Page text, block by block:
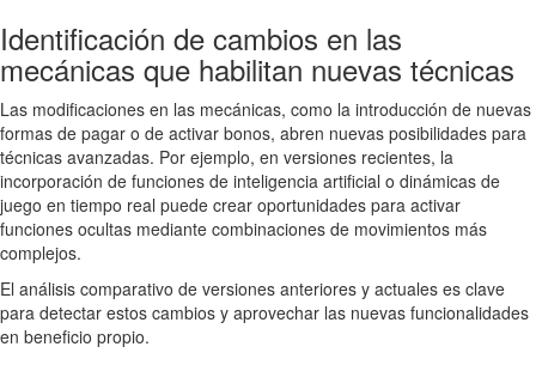
Identificación de cambios en las
mecánicas que habilitan nuevas técnicas
Las modificaciones en las mecánicas, como la introducción de nuevas
formas de pagar o de activar bonos, abren nuevas posibilidades para
técnicas avanzadas. Por ejemplo, en versiones recientes, la
incorporación de funciones de inteligencia artificial o dinámicas de
juego en tiempo real puede crear oportunidades para activar
funciones ocultas mediante combinaciones de movimientos más
complejos.
El análisis comparativo de versiones anteriores y actuales es clave
para detectar estos cambios y aprovechar las nuevas funcionalidades
en beneficio propio.